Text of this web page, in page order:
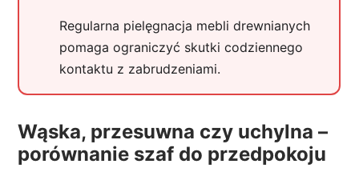
Regularna pielęgnacja mebli drewnianych
pomaga ograniczyć skutki codziennego
kontaktu z zabrudzeniami.
Wąska, przesuwna czy uchylna –
porównanie szaf do przedpokoju